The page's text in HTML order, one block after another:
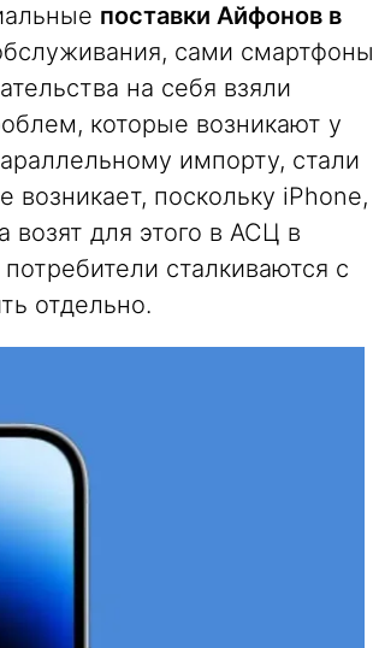
поставки Айфонов в
сами смартфоны
на себя взяли
которые возникают у
импорту, стали
поскольку iPhone,
возят для этого в АСЦ в
сталкиваются с
отдельно.